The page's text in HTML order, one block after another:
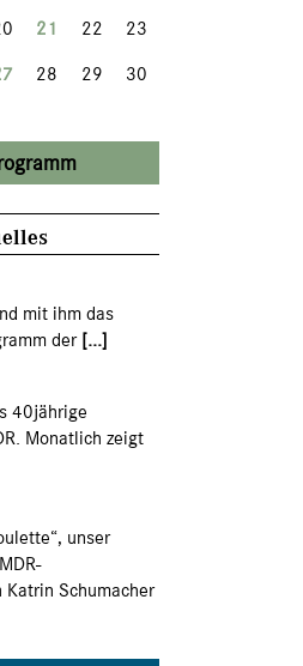
21 22
23
28 29
30
mit ihm das
der[...]
40jährige
Monatlich zeigt
unser
Schumacher